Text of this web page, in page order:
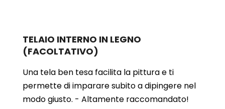
TELAIO INTERNO IN LEGNO
(FACOLTATIVO)
Una tela ben tesa facilita la pittura e ti
permette di imparare subito a dipingere nel
modo giusto. - Altamente raccomandato!